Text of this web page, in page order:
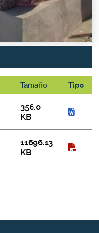
Tamaño Tipo
356.0
KB
11696.13
KB